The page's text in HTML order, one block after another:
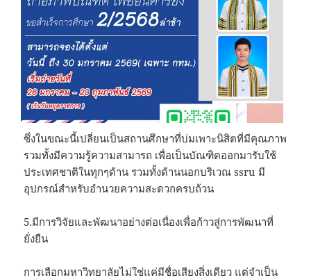
ซึ่งในขณะนี้เปลี่ยนเป็นสถานศึกษาที่บ่มเพาะนิสิตที่มีคุณภาพ
รวมทั้งมีความรู้ความสามารถ เพื่อเป็นบัณฑิตออกมารับใช้
ประเทศชาติในทุกๆด้าน รวมทั้งด้านนอกบริเวณ ssru มี
อุปกรณ์สำหรับอำนวยความสะดวกครบถ้วน
5.มีการวิจัยและพัฒนาอย่างต่อเนื่องเพื่อก้าวสู่การพัฒนาที่
ยั่งยืน
การเลือกมหาวิทยาลัยไม่ใช่แค่มีชื่อเสียงสิ่งเดียว แต่จำเป็น